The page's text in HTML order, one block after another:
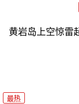
黄岩岛上空惊雷
最热